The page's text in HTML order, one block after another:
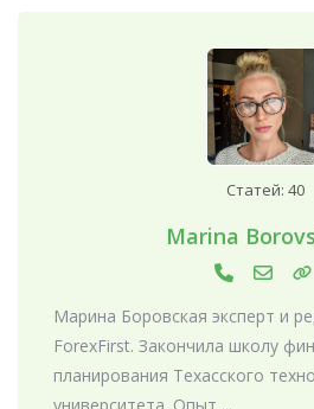
Статей: 40
Marina
Марина Боровская эксперт и
ForexFirst. Закончила школу
планирования Техасского